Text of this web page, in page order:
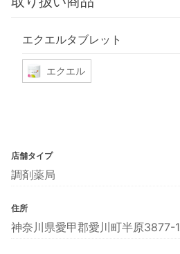
エクエルタブレット
エクエル
店舗タイプ
調剤薬局
住所
神奈川県愛甲郡愛川町半原3877-1